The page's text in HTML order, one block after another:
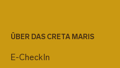
ÜBER DAS CRETA MARIS
E-CheckIn